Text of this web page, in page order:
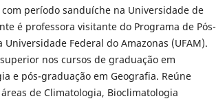
período sanduíche na Universidade de
é professora visitante do Programa de Pós-
Federal do Amazonas (UFAM).
nos cursos de graduação em
e pós-graduação em Geografia. Reúne
de Climatologia, Bioclimatologia